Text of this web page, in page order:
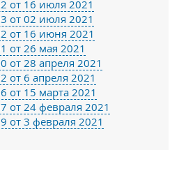
от 16 июля 2021
от 02 июля 2021
от 16 июня 2021
от 26 мая 2021
от 28 апреля 2021
от 6 апреля 2021
от 15 марта 2021
от 24 февраля 2021
от 3 февраля 2021